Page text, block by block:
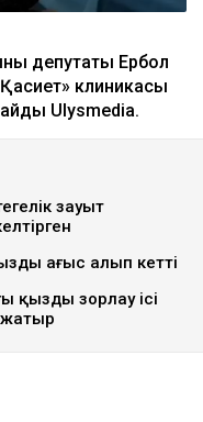
депутаты Ербол
клиникасы
Ulysmedia.
зауыт
ағыс алып кетті
қызды зорлау ісі